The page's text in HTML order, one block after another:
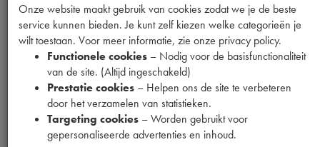
Registreren
Klantenservice
Verzending
Betaling
Garantie
Informatie
Onze website maakt gebruik van cookies zodat we je de beste
service kunnen bieden. Je kunt zelf kiezen welke categorieën je
wilt toestaan. Voor meer informatie, zie onze privacy policy.
Functionele cookies – Nodig voor de basisfunctionaliteit
van de site. (Altijd ingeschakeld)
Prestatie cookies – Helpen ons de site te verbeteren
door het verzamelen van statistieken.
Targeting cookies – Worden gebruikt voor
gepersonaliseerde advertenties en inhoud.